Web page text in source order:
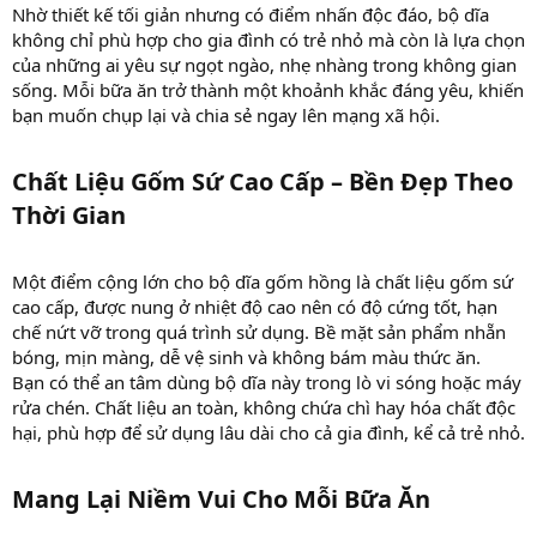
Nhờ thiết kế tối giản nhưng có điểm nhấn độc đáo, bộ dĩa
không chỉ phù hợp cho gia đình có trẻ nhỏ mà còn là lựa chọn
của những ai yêu sự ngọt ngào, nhẹ nhàng trong không gian
sống. Mỗi bữa ăn trở thành một khoảnh khắc đáng yêu, khiến
bạn muốn chụp lại và chia sẻ ngay lên mạng xã hội.
Chất Liệu Gốm Sứ Cao Cấp – Bền Đẹp Theo
Thời Gian
Một điểm cộng lớn cho bộ dĩa gốm hồng là chất liệu gốm sứ
cao cấp, được nung ở nhiệt độ cao nên có độ cứng tốt, hạn
chế nứt vỡ trong quá trình sử dụng. Bề mặt sản phẩm nhẵn
bóng, mịn màng, dễ vệ sinh và không bám màu thức ăn.
Bạn có thể an tâm dùng bộ dĩa này trong lò vi sóng hoặc máy
rửa chén. Chất liệu an toàn, không chứa chì hay hóa chất độc
hại, phù hợp để sử dụng lâu dài cho cả gia đình, kể cả trẻ nhỏ.
Mang Lại Niềm Vui Cho Mỗi Bữa Ăn